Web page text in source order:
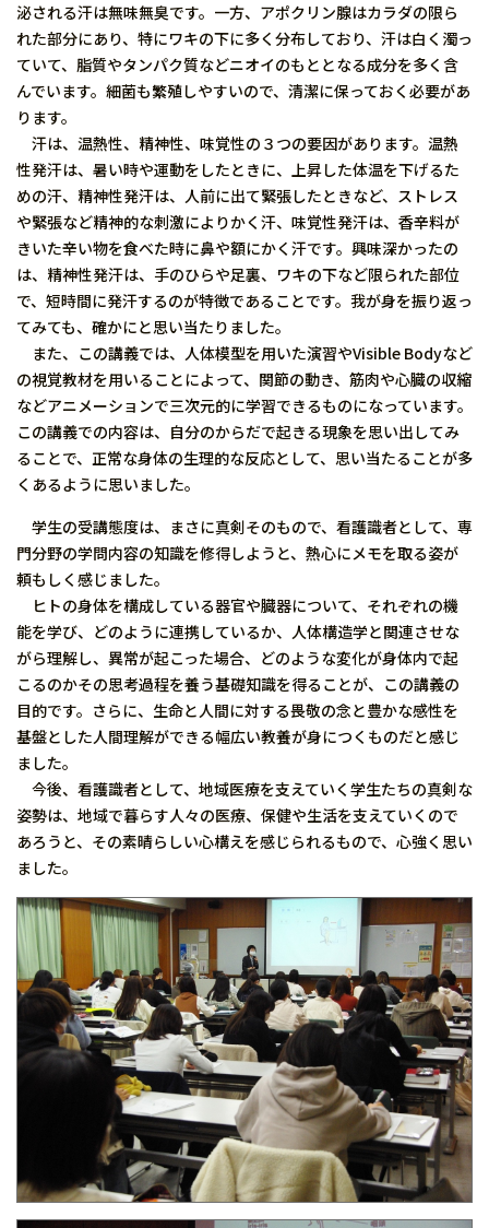
泌される汗は無味無臭です。一方、アポクリン腺はカラダの限ら
れた部分にあり、特にワキの下に多く分布しており、汗は白く濁っ
ていて、脂質やタンパク質などニオイのもととなる成分を多く含
んでいます。細菌も繁殖しやすいので、清潔に保っておく必要があ
ります。
汗は、温熱性、精神性、味覚性の３つの要因があります。温熱
性発汗は、暑い時や運動をしたときに、上昇した体温を下げるた
めの汗、精神性発汗は、人前に出て緊張したときなど、ストレス
や緊張など精神的な刺激によりかく汗、味覚性発汗は、香辛料が
きいた辛い物を食べた時に鼻や額にかく汗です。興味深かったの
は、精神性発汗は、手のひらや足裏、ワキの下など限られた部位
で、短時間に発汗するのが特徴であることです。我が身を振り返っ
てみても、確かにと思い当たりました。
また、この講義では、人体模型を用いた演習やVisible Bodyなど
の視覚教材を用いることによって、関節の動き、筋肉や心臓の収縮
などアニメーションで三次元的に学習できるものになっています。
この講義での内容は、自分のからだで起きる現象を思い出してみ
ることで、正常な身体の生理的な反応として、思い当たることが多
くあるように思いました。
学生の受講態度は、まさに真剣そのもので、看護識者として、専
門分野の学問内容の知識を修得しようと、熱心にメモを取る姿が
頼もしく感じました。
ヒトの身体を構成している器官や臓器について、それぞれの機
能を学び、どのように連携しているか、人体構造学と関連させな
がら理解し、異常が起こった場合、どのような変化が身体内で起
こるのかその思考過程を養う基礎知識を得ることが、この講義の
目的です。さらに、生命と人間に対する畏敬の念と豊かな感性を
基盤とした人間理解ができる幅広い教養が身につくものだと感じ
ました。
今後、看護識者として、地域医療を支えていく学生たちの真剣な
姿勢は、地域で暮らす人々の医療、保健や生活を支えていくので
あろうと、その素晴らしい心構えを感じられるもので、心強く思い
ました。